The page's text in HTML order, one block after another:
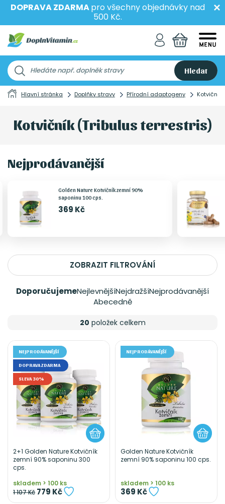
DOPRAVA ZDARMApro všechny objednávky nad
500 Kč.
Hledat
Hlavní stránka Doplňky stravy Přírodní adaptogeny Kotvičník
Kotvičník (Tribulus terrestris)
Nejprodávanější
Golden Nature Kotvičník zemní 90%
saponinu 100 cps.
369 Kč
ZOBRAZIT FILTROVÁNÍ
DoporučujemeNejlevnějšíNejdražšíNejprodávanější
Abecedně
20 položek celkem
NEJPRODÁVANĚJŠÍ
DOPRAVA ZDARMA
SLEVA 30%
2+1 Golden Nature Kotvičník
zemní 90% saponinu 300
cps.
skladem > 100 ks
1 107 Kč 779 Kč
NEJPRODÁVANĚJŠÍ
Golden Nature Kotvičník
zemní 90% saponinu 100 cps.
skladem > 100 ks
369 Kč